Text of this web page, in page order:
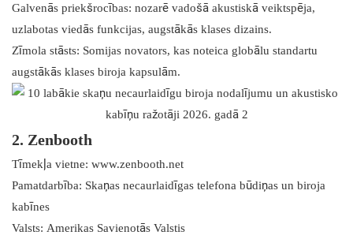
Galvenās priekšrocības: nozarē vadošā akustiskā veiktspēja,
uzlabotas viedās funkcijas, augstākās klases dizains.
Zīmola stāsts: Somijas novators, kas noteica globālu standartu
augstākās klases biroja kapsulām.
2. Zenbooth
Tīmekļa vietne: www.zenbooth.net
Pamatdarbība: Skaņas necaurlaidīgas telefona būdiņas un biroja
kabīnes
Valsts: Amerikas Savienotās Valstis